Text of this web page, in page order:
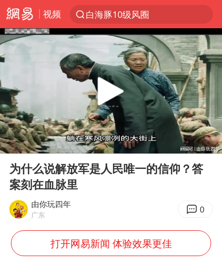
视频
白海豚10级风圈
上半年我国经营主体结构持续优化
上海暴雨红色预警
上海：5号线16号线浦江线全线停运
上海全域长途客运班次全部停运
周星驰母亲现身香港路演现场
王传君 《披荆斩棘》
国足U17与阿森纳决赛取消 并列冠军
上海有出现龙卷潜势
以军士兵把枪口对准中国记者
Play
00:00 02:00
为什么说解放军是人民唯一的信仰？答
案刻在血脉里
由你玩四年
广东 0
打开网易新闻 体验效果更佳